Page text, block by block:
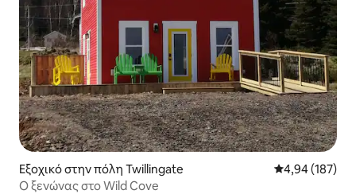
Εξοχικό στην πόλη Twillingate Μέση
4,94 (187)
Ο ξενώνας στο Wild Cove